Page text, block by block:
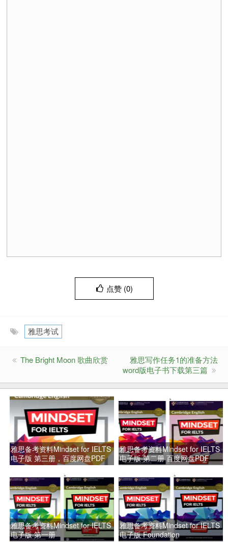
点赞 (0)
雅思考试
The Bright Moon 歌曲欣赏
雅思写作任务1的准备方法
word版电子书下载第三篇
雅思备考资料Mindset for IELTS
电子版 第三册，百度网盘PDF
雅思备考资料Mindset for IELTS
电子版 第二册 百度网盘PDF
雅思备考资料Mindset for IELTS
电子版 第一册
雅思备考资料Mindset for IELTS
电子版 Foundation